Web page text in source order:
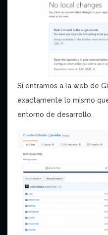
Si entramos a la web de
exactamente lo mismo
entorno de desarrollo.